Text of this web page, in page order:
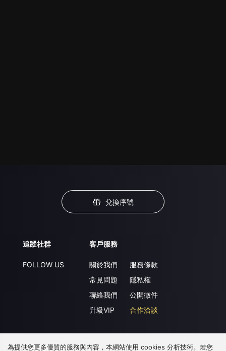
兌換序號
追蹤社群
FOLLOW US
客戶服務
關於我們
常見問題
聯絡我們
升級VIP
服務條款
隱私權
公開徵件
合作洽談
下載 APP
為提供您更多優質的服務與內容，本網站使用 cookies 分析技術。若您